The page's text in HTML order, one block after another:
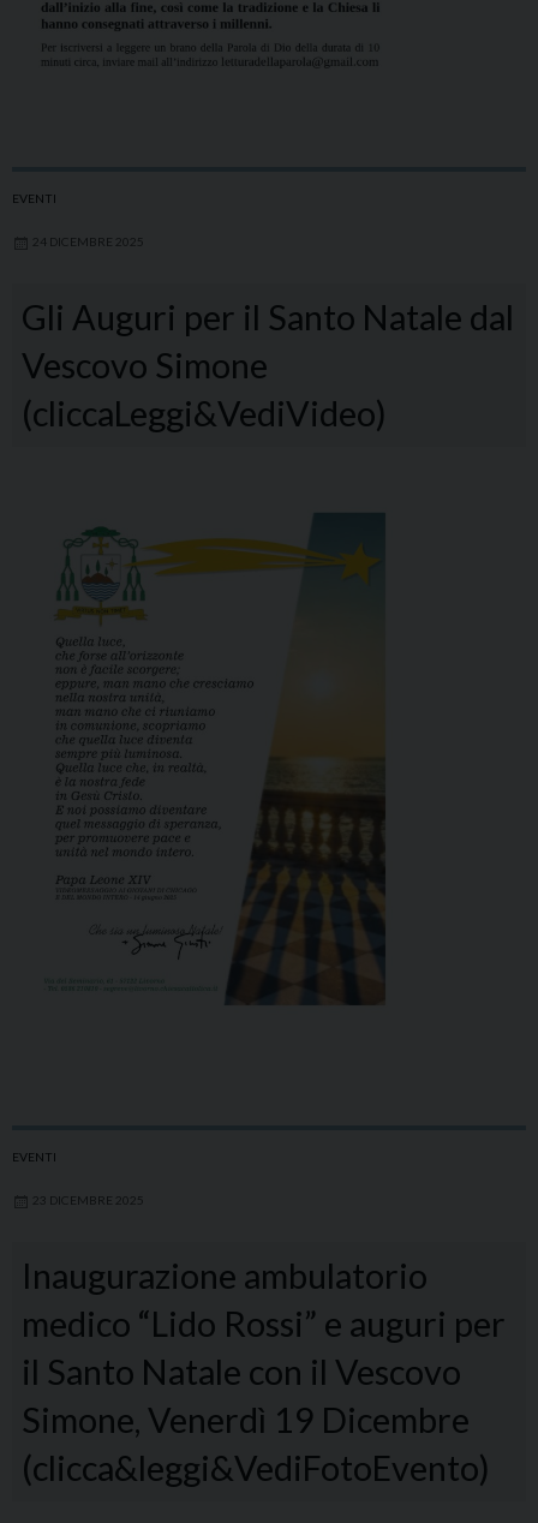
EVENTI
24 DICEMBRE 2025
Gli Auguri per il Santo Natale dal
Vescovo Simone
(cliccaLeggi&VediVideo)
EVENTI
23 DICEMBRE 2025
Inaugurazione ambulatorio
medico “Lido Rossi” e auguri per
il Santo Natale con il Vescovo
Simone, Venerdì 19 Dicembre
(clicca&leggi&VediFotoEvento)